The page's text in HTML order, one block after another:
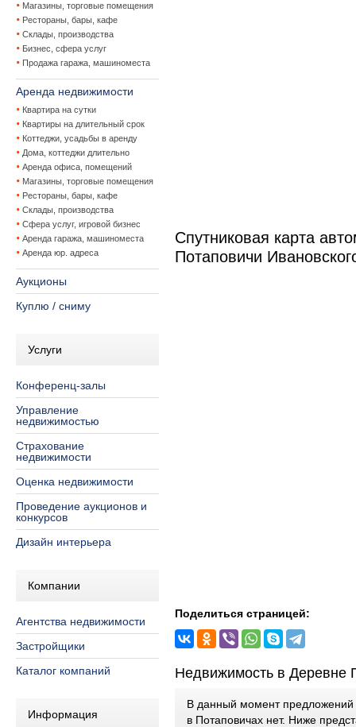
Магазины, торговые помещения
Рестораны, бары, кафе
Склады, производства
Бизнес, сфера услуг
Продажа гаража, машиноместа
Аренда недвижимости
Квартира на сутки
Квартиры на длительный срок
Коттеджи, усадьбы в аренду
Дома, коттеджи длительно
Аренда офиса, помещений
Магазины, торговые помещения
Рестораны, бары, кафе
Склады, производства
Сфера услуг, игровой бизнес
Аренда гаража, машиноместа
Аренда юр. адреса
Аукционы
Куплю / сниму
Услуги
Конференц-залы
Управление
недвижимостью
Страхование
недвижимости
Оценка недвижимости
Проведение аукционов и
конкурсов
Дизайн интерьера
Компании
Агентства недвижимости
Застройщики
Каталог компаний
Информация
Спутниковая карта
Потаповичи
Поделиться страницей:
Недвижимость в Деревне
В данный момент предложений
в Потаповичах нет. Ниже